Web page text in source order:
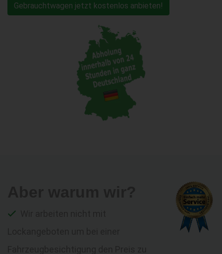
Gebrauchtwagen jetzt kostenlos anbieten!